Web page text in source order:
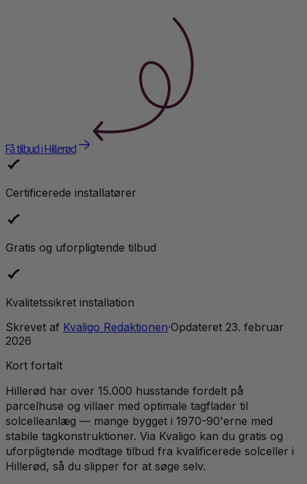
Få tilbud i Hillerød
Certificerede installatører
Gratis og uforpligtende tilbud
Kvalitetssikret installation
Skrevet af Kvaligo Redaktionen·Opdateret 23. februar
2026
Kort fortalt
Hillerød har over 15.000 husstande fordelt på
parcelhuse og villaer med optimale tagflader til
solcelleanlæg — mange bygget i 1970-90'erne med
stabile tagkonstruktioner. Via Kvaligo kan du gratis og
uforpligtende modtage tilbud fra kvalificerede solceller i
Hillerød, så du slipper for at søge selv.